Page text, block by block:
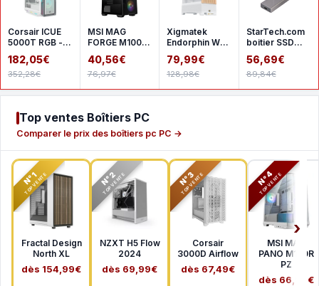
Corsair ICUE
5000T RGB -
White
182,05€
352,28€
MSI MAG
FORGE M100R
- Black
40,56€
76,97€
Xigmatek
Endorphin WD
- White
79,99€
128,98€
StarTech.com
boitier SSD
M.2 NVMe
SATA
56,69€
89,84€
Top ventes Boîtiers PC
Comparer le prix des boîtiers pc PC →
N°1
TOP VENTE
Fractal Design
North XL
dès 154,99€
N°2
TOP VENTE
NZXT H5 Flow
2024
dès 69,99€
N°3
TOP VENTE
Corsair
3000D Airflow
dès 67,49€
N°4
TOP VENTE
MSI MAG
PANO M100R
PZ
dès 66,99€